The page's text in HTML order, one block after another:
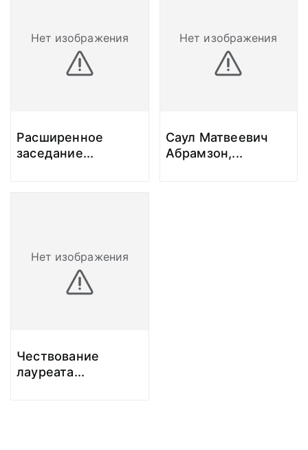
Нет изображения
Расширенное
заседание...
Нет изображения
Саул Матвеевич
Абрамзон,...
Нет изображения
Чествование
лауреата...